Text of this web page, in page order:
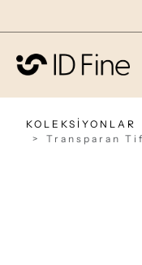
KOLEKSİYONLAR
Transparan